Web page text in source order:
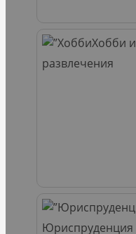
Хобби и
развлечения
Юриспруденция